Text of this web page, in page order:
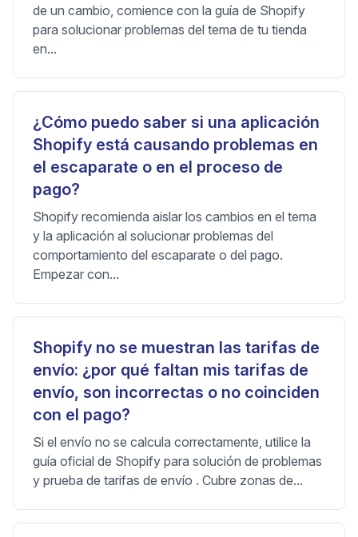
de un cambio, comience con la guía de Shopify
para solucionar problemas del tema de tu tienda
en...
¿Cómo puedo saber si una aplicación
Shopify está causando problemas en
el escaparate o en el proceso de
pago?
Shopify recomienda aislar los cambios en el tema
y la aplicación al solucionar problemas del
comportamiento del escaparate o del pago.
Empezar con...
Shopify no se muestran las tarifas de
envío: ¿por qué faltan mis tarifas de
envío, son incorrectas o no coinciden
con el pago?
Si el envío no se calcula correctamente, utilice la
guía oficial de Shopify para solución de problemas
y prueba de tarifas de envío . Cubre zonas de...